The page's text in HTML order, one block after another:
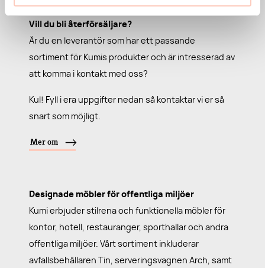
Vill du bli återförsäljare?
Är du en leverantör som har ett passande
sortiment för Kumis produkter och är intresserad av
att komma i kontakt med oss?
Kul! Fyll i era uppgifter nedan så kontaktar vi er så
snart som möjligt.
Mer om
Designade möbler för offentliga miljöer
Kumi erbjuder stilrena och funktionella möbler för
kontor, hotell, restauranger, sporthallar och andra
offentliga miljöer. Vårt sortiment inkluderar
avfallsbehållaren Tin, serveringsvagnen Arch, samt